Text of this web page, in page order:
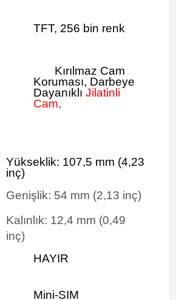
TFT, 256 bin renk
Kırılmaz Cam
Koruması, Darbeye
Dayanıklı Jilatinli
Cam,
Yükseklik: 107,5 mm (4,23
inç)
Genişlik: 54 mm (2,13 inç)
Kalınlık: 12,4 mm (0,49
inç)
HAYIR
Mini-SIM